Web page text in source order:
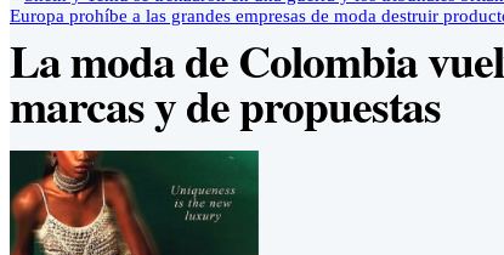
Europa prohíbe a las grandes empresas de moda destruir
La moda de Colombia
marcas y de propuestas